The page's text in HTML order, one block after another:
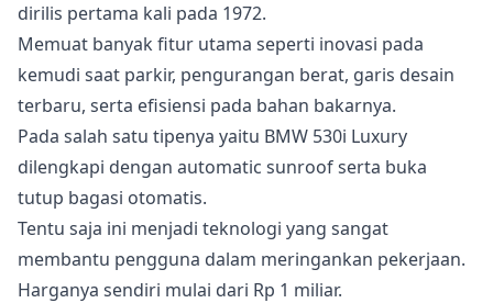
dirilis pertama kali pada 1972.
Memuat banyak fitur utama seperti inovasi pada
kemudi saat parkir, pengurangan berat, garis desain
terbaru, serta efisiensi pada bahan bakarnya.
Pada salah satu tipenya yaitu BMW 530i Luxury
dilengkapi dengan automatic sunroof serta buka
tutup bagasi otomatis.
Tentu saja ini menjadi teknologi yang sangat
membantu pengguna dalam meringankan pekerjaan.
Harganya sendiri mulai dari Rp 1 miliar.